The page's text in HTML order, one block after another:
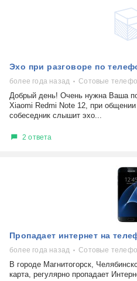
Эхо при разговоре по
более года назад Сотовые
Добрый день! Очень нужна Ваша
Xiaomi Redmi Note 12, при
собеседник слышит эхо...
2 ответа
Пропадает интернет на
более года назад Сотовые
В городе Магнитогорск,
карта, регулярно пропадает